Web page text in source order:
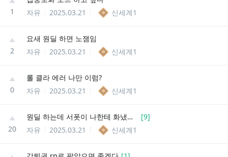
1
자유
2025.03.21 신세계1
2
요새 원딜 하면 노잼임
자유
2025.03.21 신세계1
0
롤 클라 에러 나만 이럼?
자유
2025.03.21 신세계1
20
원딜 하는데 서폿이 나한테 화냈어 ㅠㅠㅠㅠ [9]
자유
2025.03.21 신세계1